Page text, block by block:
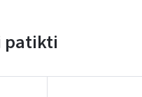
patikti